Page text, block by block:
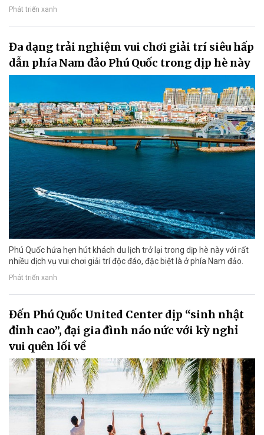
Phát triển xanh
Đa dạng trải nghiệm vui chơi giải trí siêu hấp
dẫn phía Nam đảo Phú Quốc trong dịp hè này
Phú Quốc hứa hẹn hút khách du lịch trở lại trong dịp hè này với rất
nhiều dịch vụ vui chơi giải trí độc đáo, đặc biệt là ở phía Nam đảo.
Phát triển xanh
Đến Phú Quốc United Center dịp “sinh nhật
đỉnh cao”, đại gia đình náo nức với kỳ nghỉ
vui quên lối về